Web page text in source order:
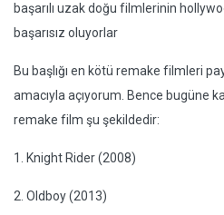
başarılı uzak doğu filmlerinin
başarısız oluyorlar
Bu başlığı en kötü remake filmleri
amacıyla açıyorum. Bence bugüne
remake film şu şekildedir:
1. Knight Rider (2008)
2. Oldboy (2013)